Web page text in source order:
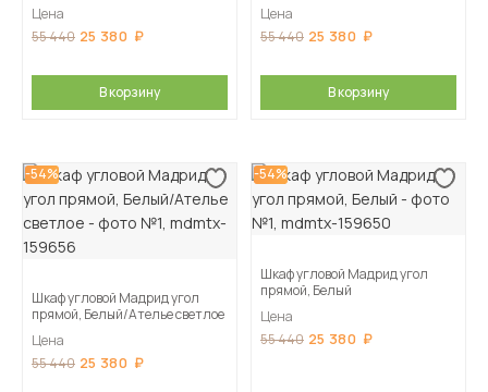
Цена
55 440 25 380
В корзину
Цена
55 440 25 380
В корзину
-54%
Шкаф угловой Мадрид угол
прямой, Белый/Ателье светлое
Цена
55 440 25 380
-54%
Шкаф угловой Мадрид угол
прямой, Белый
Цена
55 440 25 380